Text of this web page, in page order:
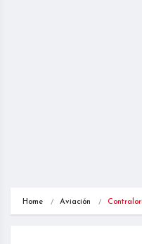
Home Aviación